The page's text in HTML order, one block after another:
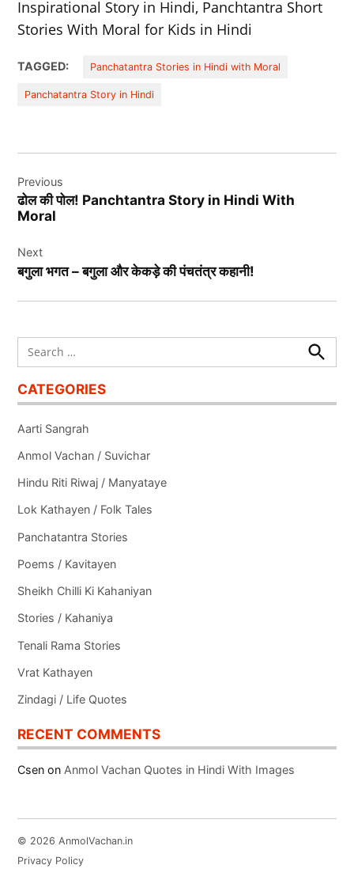
Inspirational Story in Hindi, Panchtantra Short
Stories With Moral for Kids in Hindi
TAGGED: Panchatantra Stories in Hindi with Moral
Panchatantra Story in Hindi
navigation
Previous
ढोल की पोल! Panchtantra Story in Hindi With
Moral
Next
बगुला भगत – बगुला और केकड़े की पंचतंत्र कहानी!
Search
for:
Search
CATEGORIES
Aarti Sangrah
Anmol Vachan / Suvichar
Hindu Riti Riwaj / Manyataye
Lok Kathayen / Folk Tales
Panchatantra Stories
Poems / Kavitayen
Sheikh Chilli Ki Kahaniyan
Stories / Kahaniya
Tenali Rama Stories
Vrat Kathayen
Zindagi / Life Quotes
RECENT COMMENTS
Csen on Anmol Vachan Quotes in Hindi With Images
© 2026 AnmolVachan.in
Privacy Policy